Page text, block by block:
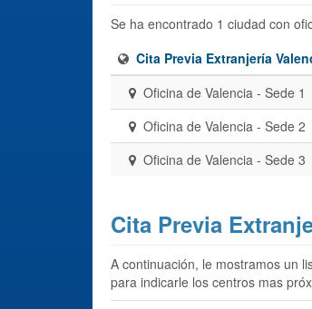
Se ha encontrado 1 ciudad con
Cita Previa Extranjería
Oficina de Valencia - Sede 1
Oficina de Valencia - Sede 2
Oficina de Valencia - Sede 3
Cita Previa
A continuación, le mostramos un
para indicarle los centros mas